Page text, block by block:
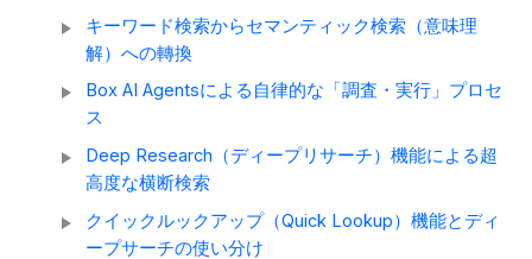
キーワード検索からセマンティック検索（意味理
解）への轉換
Box AI Agentsによる自律的な「調査・実行」プロセ
ス
Deep Research（ディープリサーチ）機能による超
高度な横断検索
クイックルックアップ（Quick Lookup）機能とディ
ープサーチの使い分け